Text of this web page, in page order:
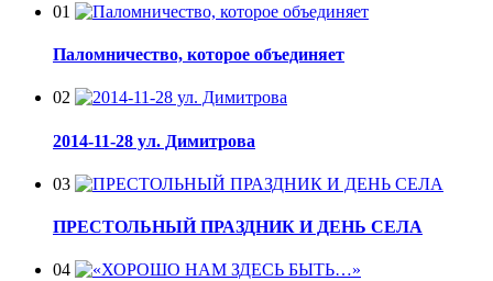
01
Паломничество, которое объединяет
02
2014-11-28 ул. Димитрова
03
ПРЕСТОЛЬНЫЙ ПРАЗДНИК И ДЕНЬ СЕЛА
04